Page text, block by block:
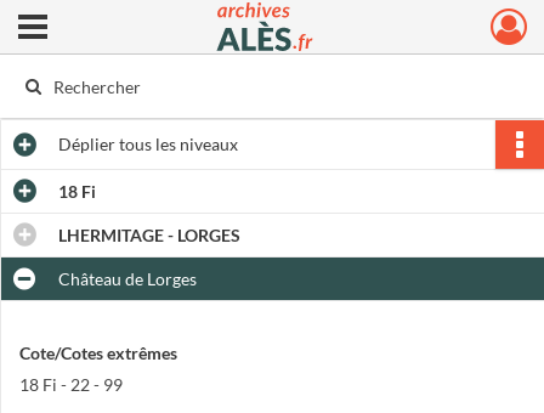
Archives municipales d'Alès
Ouvrir le menu déroulant
Dépliertous les niveaux
18 Fi
LHERMITAGE - LORGES
Château de Lorges
Cote/Cotes extrêmes
18 Fi - 22 - 99